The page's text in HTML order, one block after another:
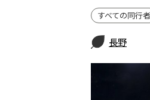
すべての同行者
長野